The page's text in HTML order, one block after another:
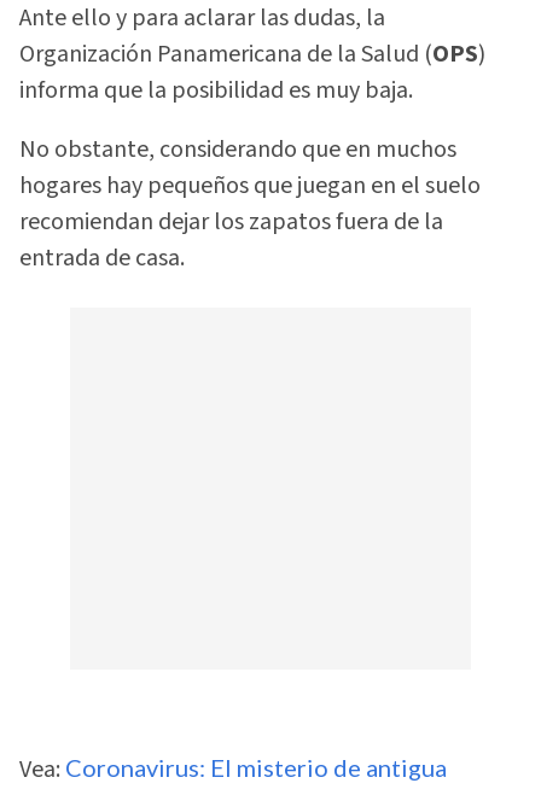
Ante ello y para aclarar las dudas, la
Organización Panamericana de la Salud (OPS)
informa que la posibilidad es muy baja.
No obstante, considerando que en muchos
hogares hay pequeños que juegan en el suelo
recomiendan dejar los zapatos fuera de la
entrada de casa.
Vea: Coronavirus: El misterio de antigua